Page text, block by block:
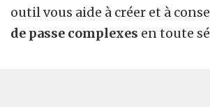
outil vous aide à créer et à
de passe complexes en toute